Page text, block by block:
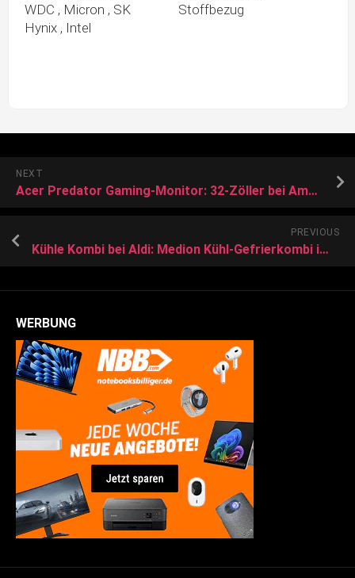
WDC , Micron , SK
Hynix , Intel
Stoffbezug
NEXT
Acer Predator Gaming-Monitor: 32-Zöller bei Amazon zum Schnäppchenpreis verfügbar
PREVIOUS
Kühle Kombi bei Aldi: Medion Kühl-Gefrierkombi im Angebot für nur 179 Euro
WERBUNG